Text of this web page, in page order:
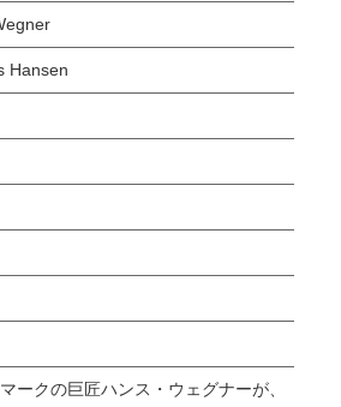
Hansen
ークの巨匠ハンス・ウェグナーが、